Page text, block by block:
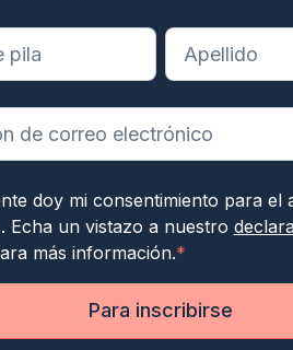
obligatorios
doy mi consentimiento para el
Echa un vistazo a nuestro
más información.*
Para inscribirse